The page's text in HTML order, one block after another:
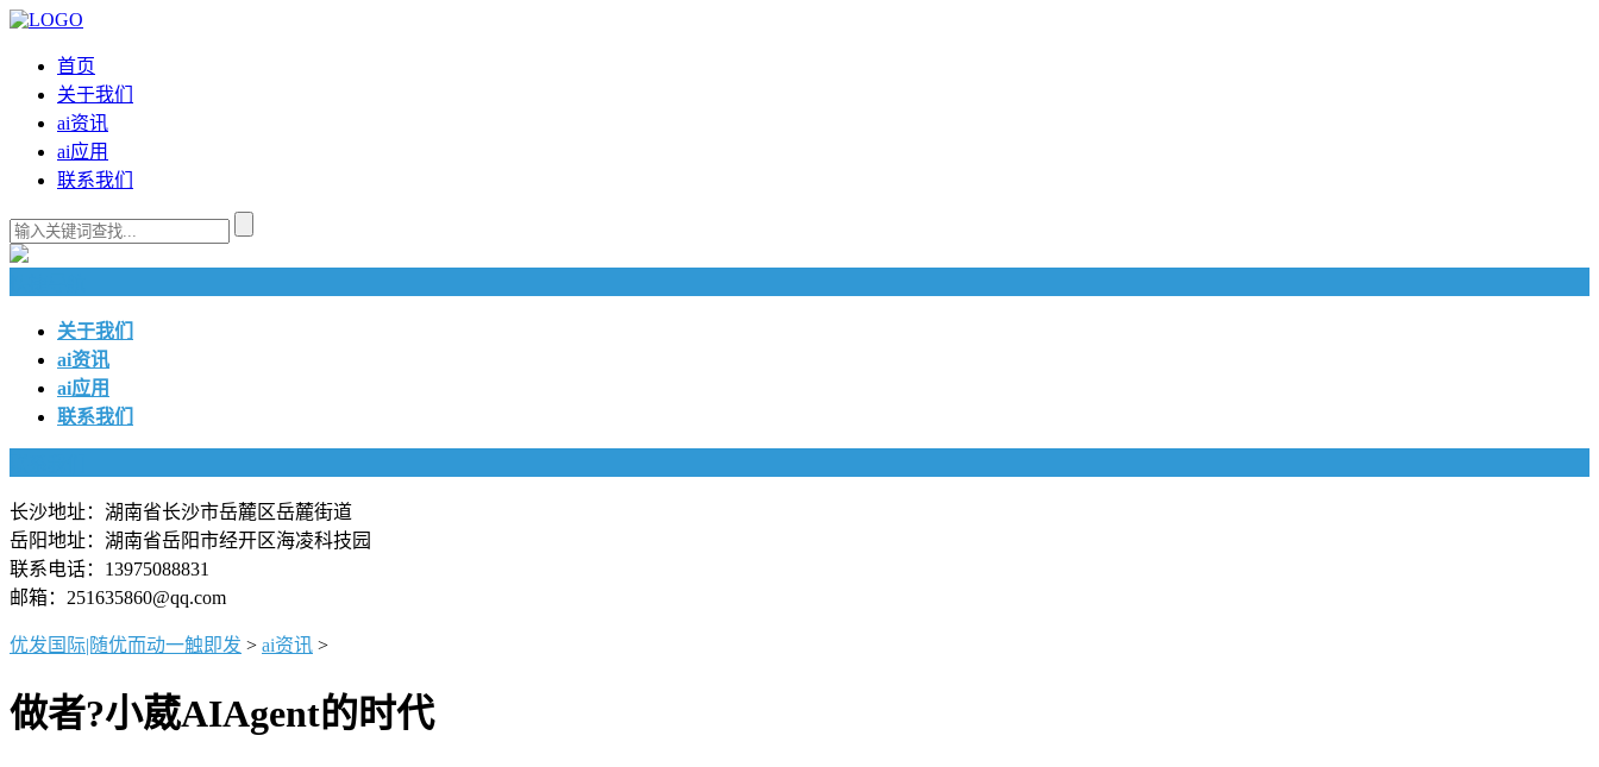
首页
关于我们
ai资讯
ai应用
联系我们
关于我们
ai资讯
ai应用
联系我们
长沙地址：湖南省长沙市岳麓区岳麓街道
岳阳地址：湖南省岳阳市经开区海凌科技园
联系电话：13975088831
邮箱：251635860@qq.com
优发国际|随优而动一触即发 > ai资讯 >
做者?小葳AIAgent的时代